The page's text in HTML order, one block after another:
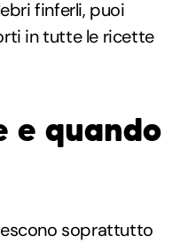
finferli, puoi
in tutte le ricette
e quando
soprattutto